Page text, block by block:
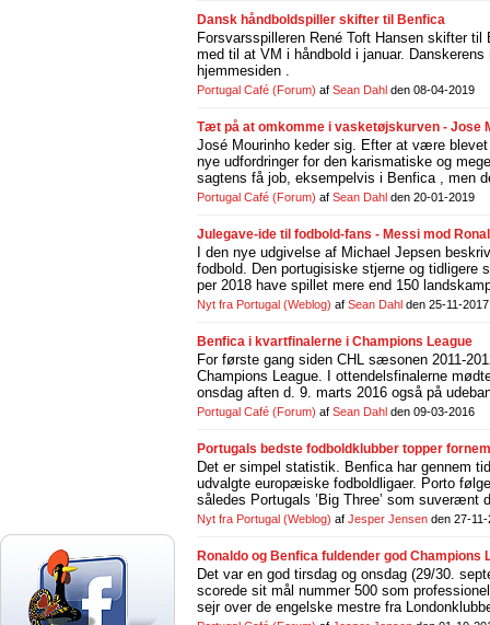
Dansk håndboldspiller skifter til Benfica
Forsvarsspilleren René Toft Hansen skifter
med til at VM i håndbold i januar.
hjemmesiden .
Portugal Café (Forum) af Sean Dahl den 08-04-2019
Tæt på at omkomme i vasketøjskurven -
José Mourinho keder sig. Efter at være
nye udfordringer for den karismatiske og
sagtens få job, eksempelvis i Benfica , men
Portugal Café (Forum) af Sean Dahl den 20-01-2019
Julegave-ide til fodbold-fans - Messi mod
I den nye udgivelse af Michael Jepsen
fodbold. Den portugisiske stjerne og tidligere
per 2018 have spillet mere end 150
Nyt fra Portugal (Weblog) af Sean Dahl den 25-11-2017
Benfica i kvartfinalerne i Champions League
For første gang siden CHL sæsonen 2011-
Champions League. I ottendelsfinalerne
onsdag aften d. 9. marts 2016 også på
Portugal Café (Forum) af Sean Dahl den 09-03-2016
Portugals bedste fodboldklubber topper
Det er simpel statistik. Benfica har gennem
udvalgte europæiske fodboldligaer. Porto
således Portugals ’Big Three’ som suverænt
Nyt fra Portugal (Weblog) af Jesper Jensen den 27-
Ronaldo og Benfica fuldender god Champions
Det var en god tirsdag og onsdag (29/30.
scorede sit mål nummer 500 som
sejr over de engelske mestre fra